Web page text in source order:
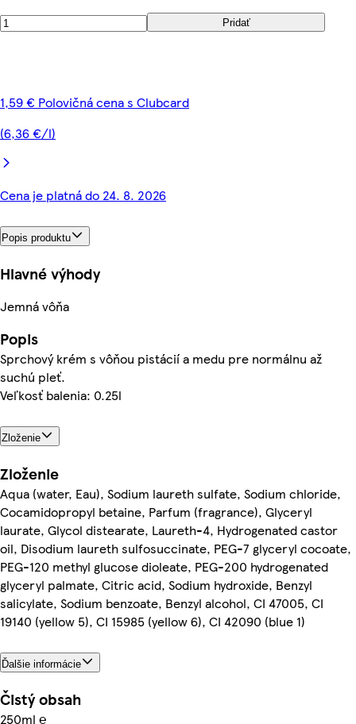
Pridať
1,59 € Polovičná cena s Clubcard
(6,36 €/l)
Cena je platná do 24. 8. 2026
Popis produktu
Hlavné výhody
Jemná vôňa
Popis
Sprchový krém s vôňou pistácií a medu pre normálnu až
suchú pleť.
Veľkosť balenia: 0.25l
Zloženie
Zloženie
Aqua (water, Eau), Sodium laureth sulfate, Sodium chloride,
Cocamidopropyl betaine, Parfum (fragrance), Glyceryl
laurate, Glycol distearate, Laureth-4, Hydrogenated castor
oil, Disodium laureth sulfosuccinate, PEG-7 glyceryl cocoate,
PEG-120 methyl glucose dioleate, PEG-200 hydrogenated
glyceryl palmate, Citric acid, Sodium hydroxide, Benzyl
salicylate, Sodium benzoate, Benzyl alcohol, CI 47005, CI
19140 (yellow 5), CI 15985 (yellow 6), CI 42090 (blue 1)
Ďalšie informácie
Čistý obsah
250ml ℮